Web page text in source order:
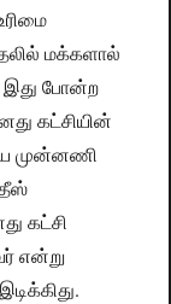
மக்களால்
இது போன்ற
கட்சியின்
முன்னணி
கட்சி
என்று